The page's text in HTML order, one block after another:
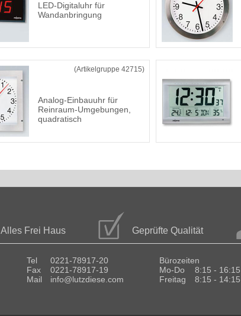
LED-Digitaluhr für
Wandanbringung
(Artikelgruppe 42715)
Analog-Einbauuhr für
Reinraum-Umgebungen,
quadratisch
Alles Frei Haus Geprüfte Qualität
Tel
0221-78917-20
Fax
0221-78917-19
Mail
info@lutzdiese.com
Bürozeiten
Mo-Do
8:15 - 16:15
Freitag
8:15 - 14:15